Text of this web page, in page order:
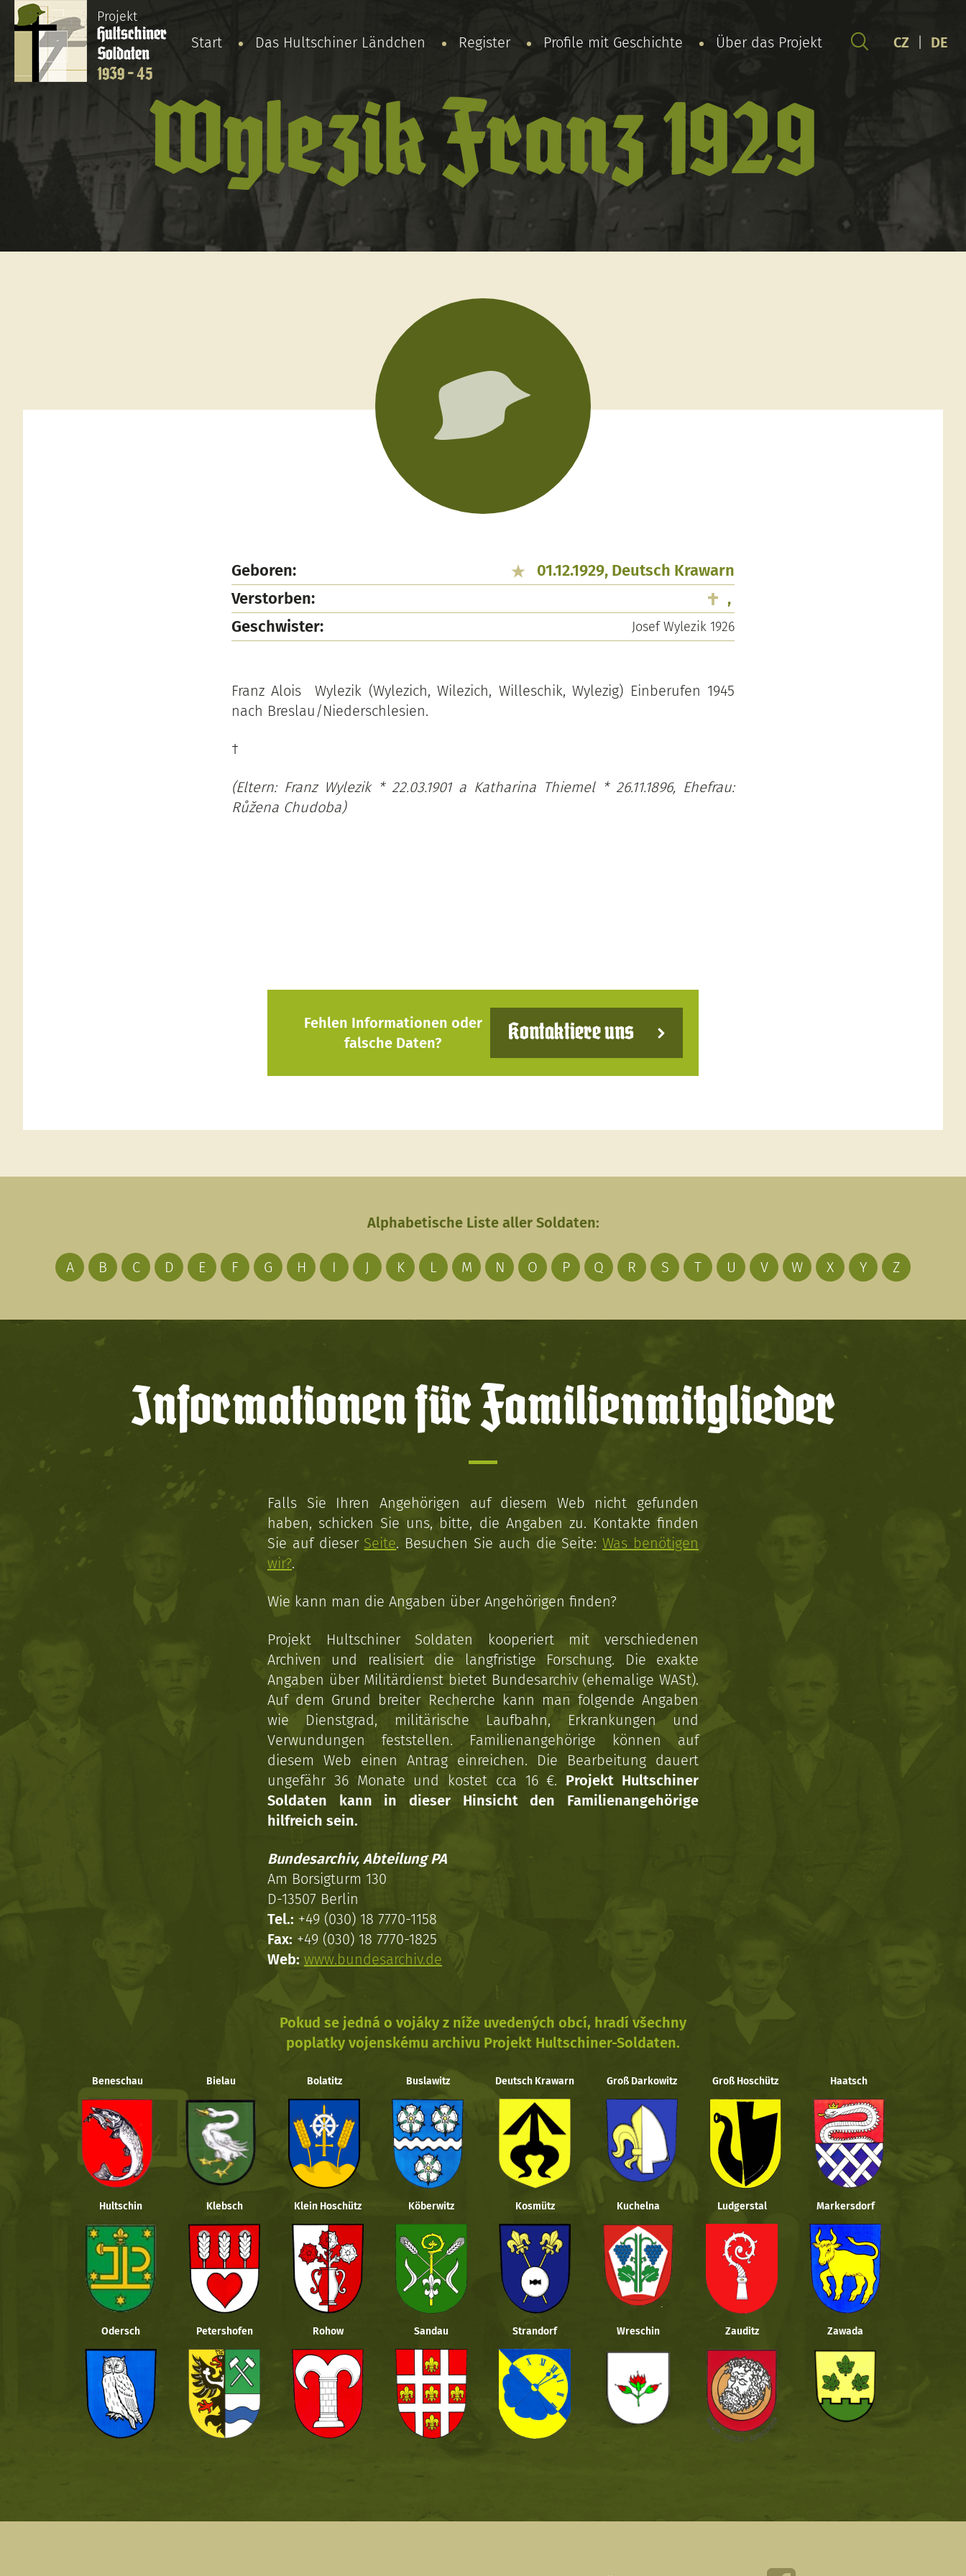
Projekt
Hultschiner
Soldaten
1939 - 45
Start Das Hultschiner Ländchen Register Profile mit Geschichte Über das Projekt CZ DE
Wylezik Franz 1929
Geboren:
01.12.1929, Deutsch Krawarn
Verstorben:
,
Geschwister:
Josef Wylezik 1926
Franz Alois Wylezik (Wylezich, Wilezich, Willeschik, Wylezig) Einberufen 1945
nach Breslau/Niederschlesien.
†
(Eltern: Franz Wylezik * 22.03.1901 a Katharina Thiemel * 26.11.1896, Ehefrau:
Růžena Chudoba)
Fehlen Informationen oder
falsche Daten?
Kontaktiere uns
Alphabetische Liste aller Soldaten:
A B C D E F G H I J K L M N O P Q R S T U V W X Y Z
Informationen für Familienmitglieder
Falls Sie Ihren Angehörigen auf diesem Web nicht gefunden
haben, schicken Sie uns, bitte, die Angaben zu. Kontakte finden
Sie auf dieser Seite. Besuchen Sie auch die Seite:Was benötigen
wir?.
Wie kann man die Angaben über Angehörigen finden?
Projekt Hultschiner Soldaten kooperiert mit verschiedenen
Archiven und realisiert die langfristige Forschung. Die exakte
Angaben über Militärdienst bietet Bundesarchiv (ehemalige WASt).
Auf dem Grund breiter Recherche kann man folgende Angaben
wie Dienstgrad, militärische Laufbahn, Erkrankungen und
Verwundungen feststellen. Familienangehörige können auf
diesem Web einen Antrag einreichen. Die Bearbeitung dauert
ungefähr 36 Monate und kostet cca 16 €. Projekt Hultschiner
Soldaten kann in dieser Hinsicht den Familienangehörige
hilfreich sein.
Bundesarchiv, Abteilung PA
Am Borsigturm 130
D-13507 Berlin
Tel.: +49 (030) 18 7770-1158
Fax: +49 (030) 18 7770-1825
Web: www.bundesarchiv.de
Pokud se jedná o vojáky z níže uvedených obcí, hradí všechny
poplatky vojenskému archivu Projekt Hultschiner-Soldaten.
Beneschau Bielau Bolatitz Buslawitz Deutsch Krawarn Groß Darkowitz Groß Hoschütz Haatsch
Hultschin Klebsch Klein Hoschütz Köberwitz Kosmütz Kuchelna Ludgerstal Markersdorf
Odersch Petershofen Rohow Sandau Strandorf Wreschin Zauditz Zawada